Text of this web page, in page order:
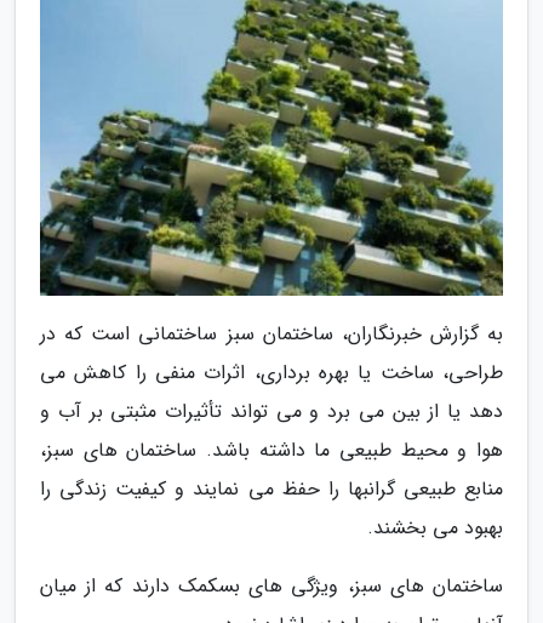
به گزارش خبرنگاران، ساختمان سبز ساختمانی است که در
طراحی، ساخت یا بهره برداری، اثرات منفی را کاهش می
دهد یا از بین می برد و می تواند تأثیرات مثبتی بر آب و
هوا و محیط طبیعی ما داشته باشد. ساختمان های سبز،
منابع طبیعی گرانبها را حفظ می نمایند و کیفیت زندگی را
بهبود می بخشند.
ساختمان های سبز، ویژگی های بسکمک دارند که از میان